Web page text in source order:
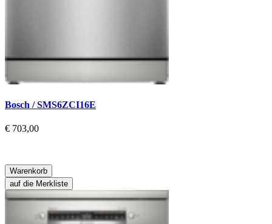
Bosch / SMS6ZCI16E
€ 703,00
Warenkorb
auf die Merkliste